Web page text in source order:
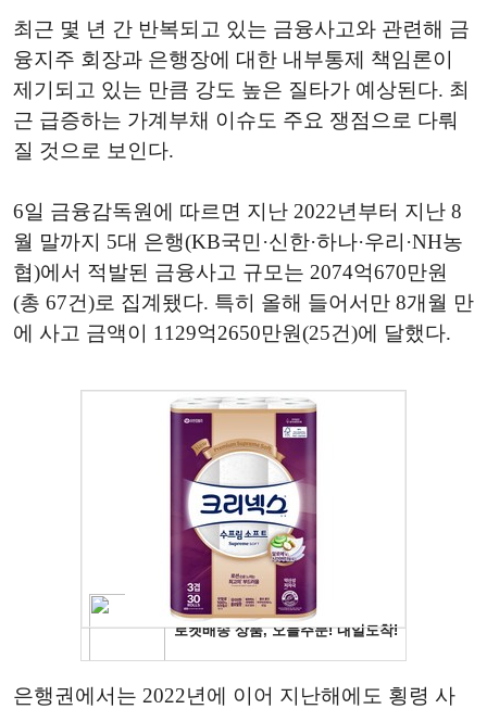
최근 몇 년 간 반복되고 있는 금융사고와 관련해 금
융지주 회장과 은행장에 대한 내부통제 책임론이
제기되고 있는 만큼 강도 높은 질타가 예상된다. 최
근 급증하는 가계부채 이슈도 주요 쟁점으로 다뤄
질 것으로 보인다.
6일 금융감독원에 따르면 지난 2022년부터 지난 8
월 말까지 5대 은행(KB국민·신한·하나·우리·NH농
협)에서 적발된 금융사고 규모는 2074억670만원
(총 67건)로 집계됐다. 특히 올해 들어서만 8개월 만
에 사고 금액이 1129억2650만원(25건)에 달했다.
은행권에서는 2022년에 이어 지난해에도 횡령 사